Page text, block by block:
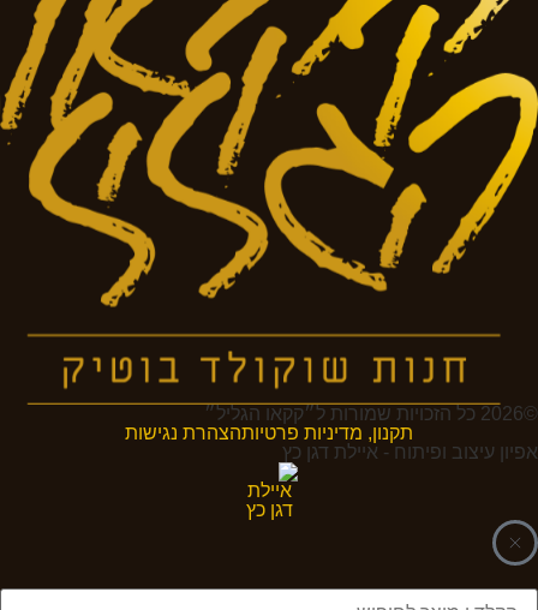
©2026 כל הזכויות שמורות ל״קקאו הגליל״
תקנון, מדיניות פרטיותהצהרת נגישות
אפיון עיצוב ופיתוח - איילת דגן כץ